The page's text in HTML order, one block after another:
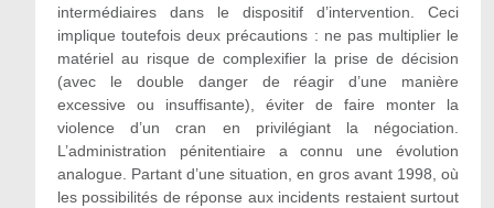
intermédiaires dans le dispositif d’intervention. Ceci
implique toutefois deux précautions : ne pas multiplier le
matériel au risque de complexifier la prise de décision
(avec le double danger de réagir d’une manière
excessive ou insuffisante), éviter de faire monter la
violence d’un cran en privilégiant la négociation.
L’administration pénitentiaire a connu une évolution
analogue. Partant d’une situation, en gros avant 1998, où
les possibilités de réponse aux incidents restaient surtout